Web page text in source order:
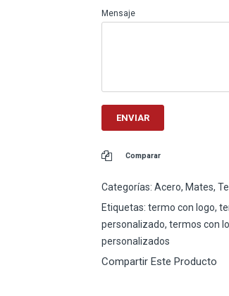
Mensaje
Comparar
Categorías: Acero, Mates,
Etiquetas: termo con logo,
personalizado, termos con
personalizados
Compartir Este Producto